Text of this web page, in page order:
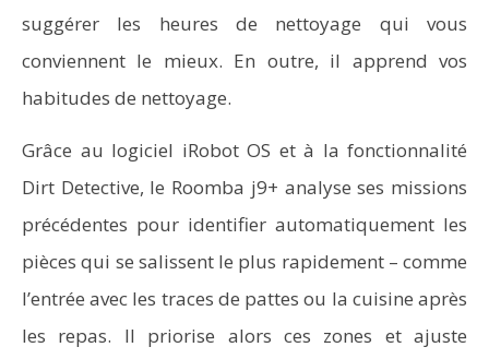
suggérer les heures de nettoyage qui vous
conviennent le mieux. En outre, il apprend vos
habitudes de nettoyage.
Grâce au logiciel iRobot OS et à la fonctionnalité
Dirt Detective, le Roomba j9+ analyse ses missions
précédentes pour identifier automatiquement les
pièces qui se salissent le plus rapidement – comme
l’entrée avec les traces de pattes ou la cuisine après
les repas. Il priorise alors ces zones et ajuste